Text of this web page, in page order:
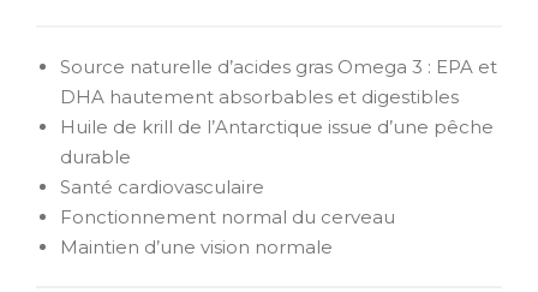
Source naturelle d’acides gras Omega 3 : EPA et
DHA hautement absorbables et digestibles
Huile de krill de l’Antarctique issue d’une pêche
durable
Santé cardiovasculaire
Fonctionnement normal du cerveau
Maintien d’une vision normale